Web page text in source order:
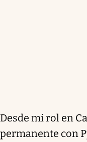
Desde mi rol en
permanente con